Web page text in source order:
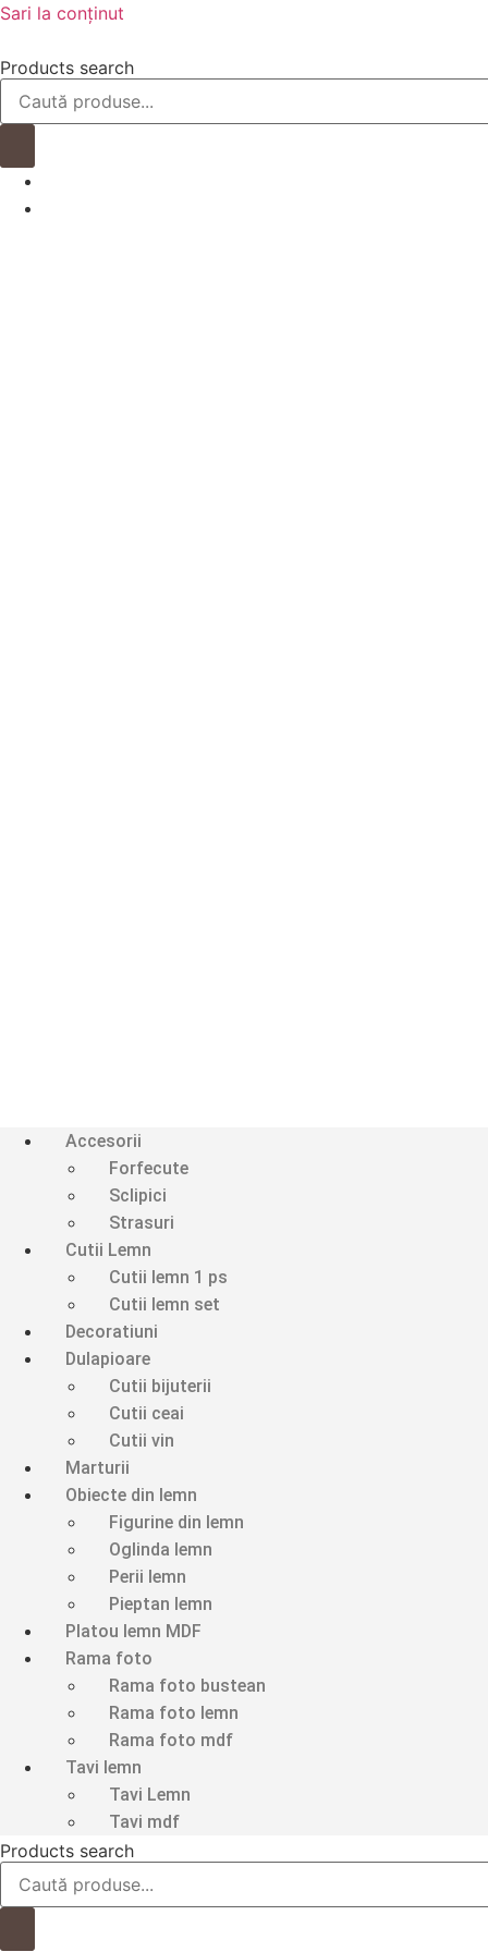
Sari la conținut
Products search
Accesorii
Forfecute
Sclipici
Strasuri
Cutii Lemn
Cutii lemn 1 ps
Cutii lemn set
Decoratiuni
Dulapioare
Cutii bijuterii
Cutii ceai
Cutii vin
Marturii
Obiecte din lemn
Figurine din lemn
Oglinda lemn
Perii lemn
Pieptan lemn
Platou lemn MDF
Rama foto
Rama foto bustean
Rama foto lemn
Rama foto mdf
Tavi lemn
Tavi Lemn
Tavi mdf
Products search